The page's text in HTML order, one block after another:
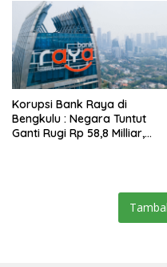
Bengkulu
Korupsi Bank Raya di
Bengkulu : Negara Tuntut
Ganti Rugi Rp 58,8 Milliar,